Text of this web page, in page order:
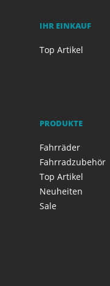
IHR EINKAUF
Top Artikel
PRODUKTE
Fahrräder
Fahrradzubehör
Top Artikel
Neuheiten
Sale